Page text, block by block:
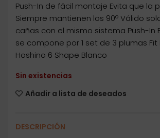
Push-In de fácil montaje Evita que la
Siempre mantienen los 90º Válido
cañas con el mismo sistema Push-In
se compone por 1 set de 3 plumas Fit
Hoshino 6 Shape Blanco
Sin existencias
Añadir a lista de deseados
DESCRIPCIÓN